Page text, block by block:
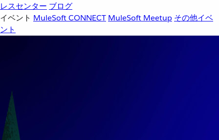
レスセンター ブログ
イベント MuleSoft CONNECT MuleSoft Meetup その他イベ
ント